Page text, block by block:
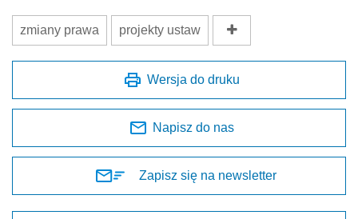
zmiany prawa projekty ustaw
Wersja do druku
Napisz do nas
Zapisz się na newsletter